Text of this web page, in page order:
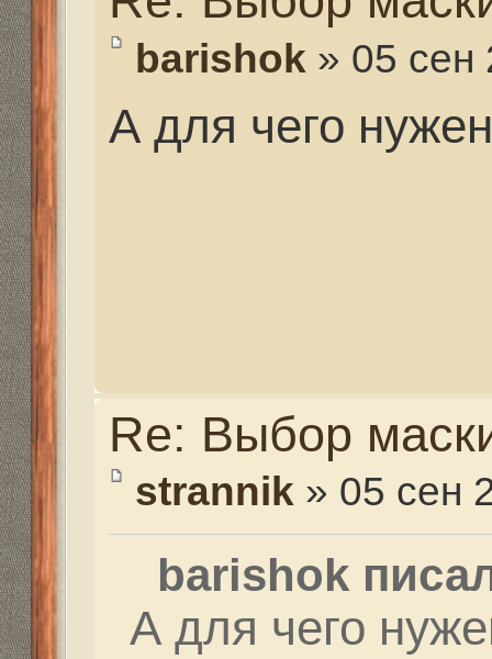
Re: Выбор маски
а я за такой
Re: Выбор маски
volosasha» 11 сен
Под водой
подводной охотой???